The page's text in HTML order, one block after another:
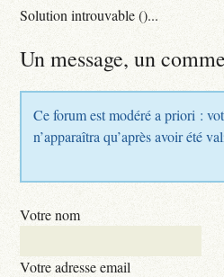
Solution introuvable ()...
Un message, un
Ce forum est modéré a priori :
n’apparaîtra qu’après avoir été
Votre nom
Votre adresse email